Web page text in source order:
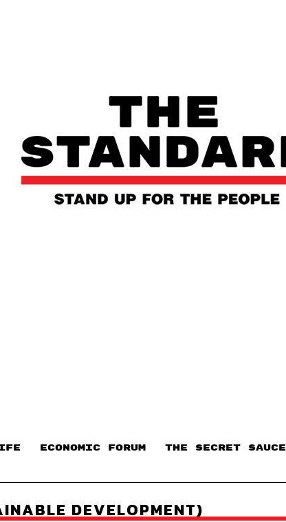
ECONOMIC FORUM THE SECRET SAUCE​
DEVELOPMENT)